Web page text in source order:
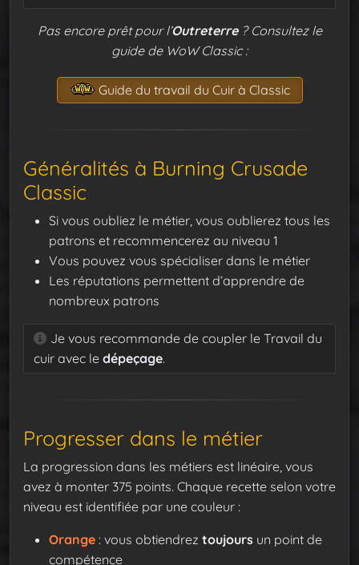
Pas encore prêt pour l’Outreterre? Consultez le
guide de WoW Classic :
Guide du travail du Cuir à Classic
Généralités à Burning Crusade
Classic
Si vous oubliez le métier, vous oublierez tous les
patrons et recommencerez au niveau 1
Vous pouvez vous spécialiser dans le métier
Les réputations permettent d’apprendre de
nombreux patrons
Je vous recommande de coupler le Travail du
cuir avec le dépeçage.
Progresser dans le métier
La progression dans les métiers est linéaire, vous
avez à monter 375 points. Chaque recette selon votre
niveau est identifiée par une couleur :
Orange : vous obtiendrez toujours un point de
compétence